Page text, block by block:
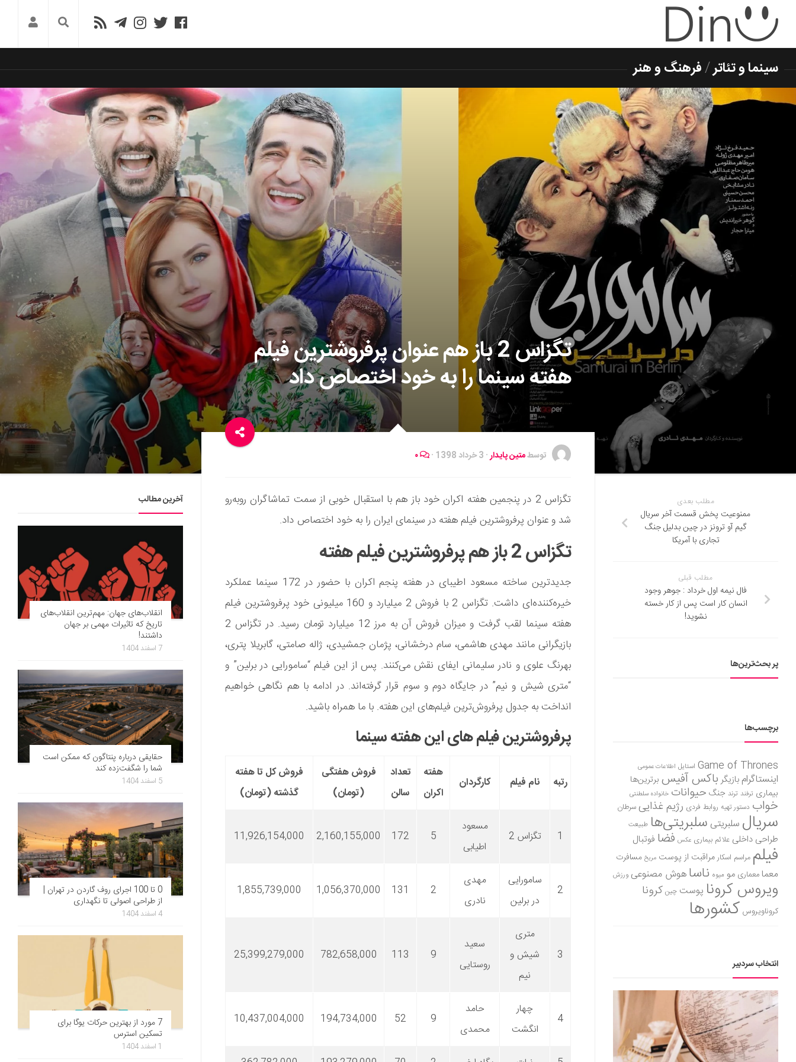
سینما و تئاتر/فرهنگ و هنر
تگزاس 2 باز هم عنوان پرفروشترین فیلم
هفته سینما را به خود اختصاص داد
توسطمتین پایدار· 3 خرداد 1398 ·
تگزاس 2 در پنجمین هفته اکران خود باز هم با استقبال خوبی از سمت تماشاگران روبه‌رو
شد و عنوان پرفروشترین فیلم هفته در سینمای ایران را به خود اختصاص داد.
تگزاس 2 باز هم پرفروشترین فیلم هفته
جدیدترین ساخته مسعود اطیبای در هفته پنجم اکران با حضور در 172 سینما عملکرد
خیره‌کننده‌ای داشت. تگزاس 2 با فروش 2 میلیارد و 160 میلیونی خود پرفروشترین فیلم
هفته سینما لقب گرفت و میزان فروش آن به مرز 12 میلیارد تومان رسید. در تگزاس 2
بازیگرانی مانند مهدی هاشمی، سام درخشانی، پژمان جمشیدی، ژاله صامتی، گابریلا پتری،
بهرنگ علوی و نادر سلیمانی ایفای نقش می‌کنند. پس از این فیلم “سامورایی در برلین” و
“متری شیش و نیم” در جایگاه دوم و سوم قرار گرفته‌اند. در ادامه با هم نگاهی خواهیم
انداخت به جدول پرفروش‌ترین فیلم‌های این هفته. با ما همراه باشید.
پرفروشترین فیلم های این هفته سینما
رتبه نام فیلم کارگردان
هفته
اکران
تعداد
سالن
فروش هفتگی
(تومان)
فروش کل تا هفته
گذشته (تومان)
1 تگزاس 2
مسعود
اطیابی
5
172
2,160,155,000
11,926,154,000
2
سامورایی
در برلین
مهدی
نادری
2
131
1,056,370,000
1,855,739,000
3
متری
شیش و
نیم
سعید
روستایی
9
113
782,658,000
25,399,279,000
4
چهار
انگشت
حامد
محمدی
9
52
194,734,000
10,437,004,000
مطلب بعدی
ممنوعیت پخش قسمت آخر سریال
گیم آو ترونز در چین بدلیل جنگ
تجاری با آمریکا
مطلب قبلی
فال نیمه اول خرداد : جوهر وجود
انسان کار است پس از کار خسته
نشوید!
پر بحث‌ترین‌ها
برچسب‌ها
Game of Thrones استایل اطلاعات عمومی
اینستاگرام بازیگر باکس آفیس برترین‌ها
بیماری ترفند ترند جنگ حیوانات خانواده سلطنتی
خواب دستور تهیه روابط فردی رژیم غذاییسرطان
سریال سلبریتی سلبریتی‌ها طبیعت
طراحی داخلی علائم بیماری عکس فضا فوتبال
فیلم مراسم اسکارمراقبت از پوست مریخ مسافرت
معمامعماری مو میوه ناساهوش مصنوعی ورزش
ویروس کرونا پوست چین کرونا
کروناویروس کشورها
انتخاب سردبیر
آخرین مطالب
انقلاب‌های جهان: مهم‌ترین انقلاب‌های
تاریخ که تاثیرات مهمی بر جهان
داشتند!
7 اسفند 1404
حقایقی درباره پنتاگون که ممکن است
شما را شگفت‌زده کند
5 اسفند 1404
0 تا 100 اجرای روف گاردن در تهران |
از طراحی اصولی تا نگهداری
4 اسفند 1404
7 مورد از بهترین حرکات یوگا برای
تسکین استرس
1 اسفند 1404